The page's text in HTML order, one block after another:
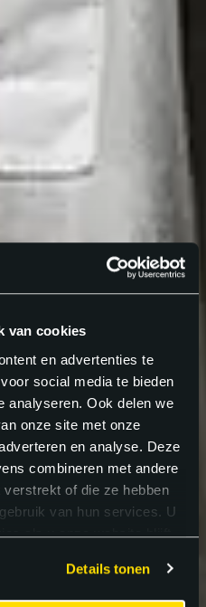
van cookies
en advertenties te
social media te bieden
analyseren. Ook delen we
onze site met onze
en analyse. Deze
combineren met andere
of die ze hebben
van hun services. U
als u onze website blijft
Details tonen